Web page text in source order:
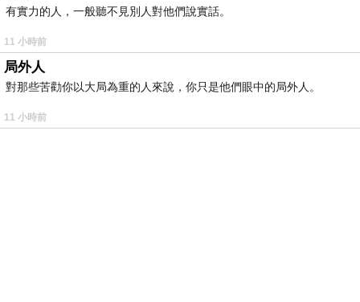
有實力的人，一般聽不見別人對他們說實話。
11 小時前
局外人
對那些苦勸你以大局為重的人來說，你只是他們眼中的局外人。
11 小時前